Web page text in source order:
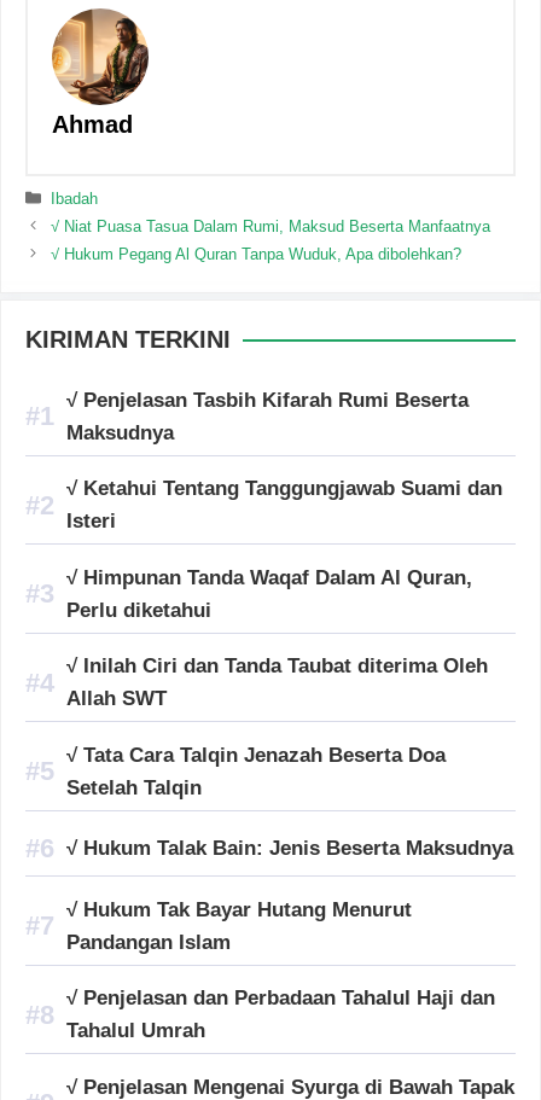
Ahmad
Categories
Ibadah
√ Niat Puasa Tasua Dalam Rumi, Maksud Beserta Manfaatnya
√ Hukum Pegang Al Quran Tanpa Wuduk, Apa dibolehkan?
KIRIMAN TERKINI
√ Penjelasan Tasbih Kifarah Rumi Beserta
Maksudnya
√ Ketahui Tentang Tanggungjawab Suami dan
Isteri
√ Himpunan Tanda Waqaf Dalam Al Quran,
Perlu diketahui
√ Inilah Ciri dan Tanda Taubat diterima Oleh
Allah SWT
√ Tata Cara Talqin Jenazah Beserta Doa
Setelah Talqin
√ Hukum Talak Bain: Jenis Beserta Maksudnya
√ Hukum Tak Bayar Hutang Menurut
Pandangan Islam
√ Penjelasan dan Perbadaan Tahalul Haji dan
Tahalul Umrah
√ Penjelasan Mengenai Syurga di Bawah Tapak